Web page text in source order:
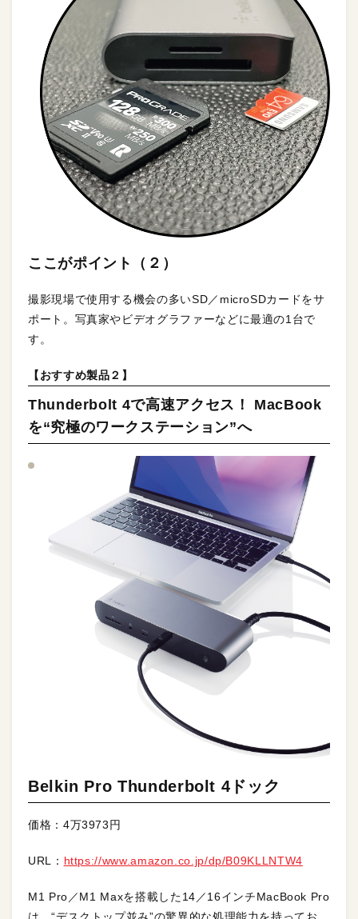
ここがポイント（２）
撮影現場で使用する機会の多いSD／microSDカードをサ
ポート。写真家やビデオグラファーなどに最適の1台で
す。
【おすすめ製品２】
Thunderbolt 4で高速アクセス！ MacBook
を“究極のワークステーション”へ
Belkin Pro Thunderbolt 4ドック
価格：4万3973円
URL： https://www.amazon.co.jp/dp/B09KLLNTW4
M1 Pro／M1 Maxを搭載した14／16インチMacBook Pro
は、“デスクトップ並み”の驚異的な処理能力を持ってお